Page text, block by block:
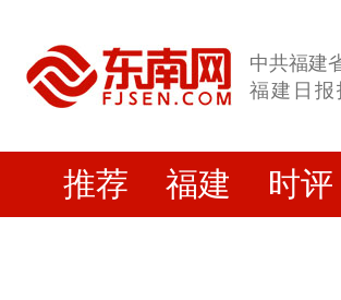
中共福建
福建日
推荐 福建 时评